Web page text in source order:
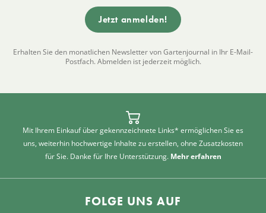
Erhalten Sie den monatlichen Newsletter von Gartenjournal in Ihr E-Mail-
Postfach. Abmelden ist jederzeit möglich.
Mit Ihrem Einkauf über gekennzeichnete Links* ermöglichen Sie es
uns, weiterhin hochwertige Inhalte zu erstellen, ohne Zusatzkosten
für Sie. Danke für Ihre Unterstützung. Mehr erfahren
FOLGE UNS AUF